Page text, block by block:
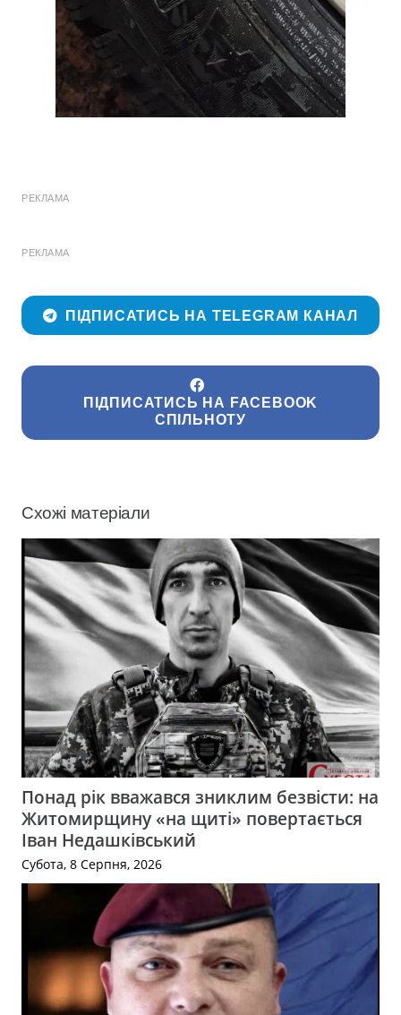
РЕКЛАМА
РЕКЛАМА
ПІДПИСАТИСЬ НА TELEGRAM КАНАЛ
ПІДПИСАТИСЬ НА FACEBOOK
СПІЛЬНОТУ
Схожі матеріали
Понад рік вважався зниклим безвісти: на
Житомирщину «на щиті» повертається
Іван Недашківський
Субота, 8 Серпня, 2026